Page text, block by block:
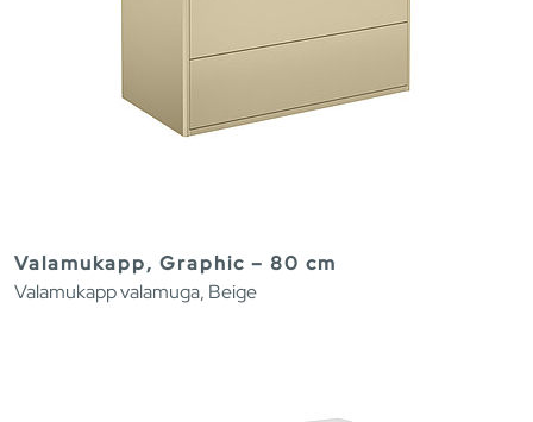
Valamukapp, Graphic – 80 cm
Valamukapp valamuga, Beige